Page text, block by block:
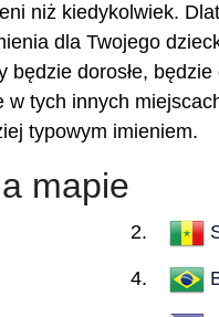
niż kiedykolwiek.
dla Twojego
dorosłe,
tych innych
typowym imieniem.
mapie